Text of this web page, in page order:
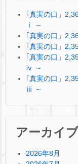
｢真実の口」
ⅰ ～
｢真実の口」
｢真実の口」
｢真実の口」
ⅳ ～
｢真実の口」
ⅲ ～
アーカイブ
2026年8月